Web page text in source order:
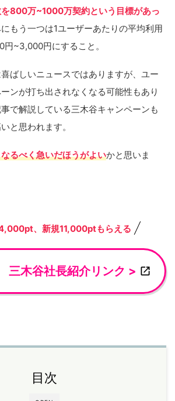
800万~1000万契約という目標があっ
もう一つは1ユーザーあたりの平均利用
~3,000円にすること。
ばしいニュースではありますが、ユー
ンが打ち出されなくなる可能性もあり
で解説している三木谷キャンペーンも
と思われます。
るべく急いだほうがよいかと思いま
、新規11,000ptもらえる
三木谷社長紹介リンク >
目次